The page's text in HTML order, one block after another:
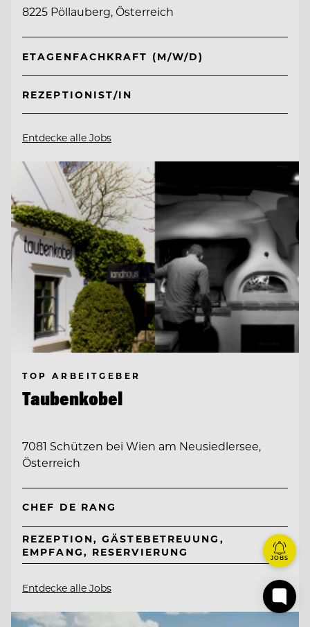
8225 Pöllauberg, Österreich
ETAGENFACHKRAFT (M/W/D)
REZEPTIONIST/IN
Entdecke alle Jobs
TOP ARBEITGEBER
Taubenkobel
7081 Schützen bei Wien am Neusiedlersee,
Österreich
CHEF DE RANG
REZEPTION, GÄSTEBETREUUNG,
EMPFANG, RESERVIERUNG
Entdecke alle Jobs
JOBS